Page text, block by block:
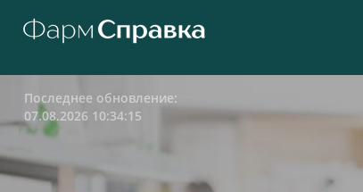
Последнее обновление:
07.08.2026 10:34:15